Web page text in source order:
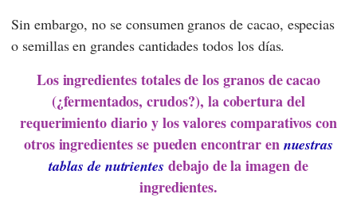
Sin embargo, no se consumen granos de cacao, especias
o semillas en grandes cantidades todos los días.
Los ingredientes totales de los granos de cacao
(¿fermentados, crudos?), la cobertura del
requerimiento diario y los valores comparativos con
otros ingredientes se pueden encontrar en nuestras
tablas de nutrientes debajo de la imagen de
ingredientes.